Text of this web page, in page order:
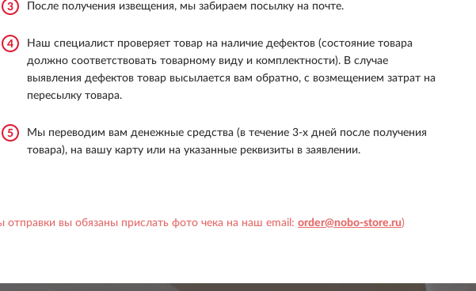
3 После получения извещения, мы забираем посылку на почте.
4
Наш специалист проверяет товар на наличие дефектов (состояние товара
должно соответствовать товарному виду и комплектности). В случае
выявления дефектов товар высылается вам обратно, с возмещением затрат на
пересылку товара.
5
Мы переводим вам денежные средства (в течение 3-х дней после получения
товара), на вашу карту или на указанные реквизиты в заявлении.
вы обязаны прислать фото чека на наш email: order@nobo-store.ru)